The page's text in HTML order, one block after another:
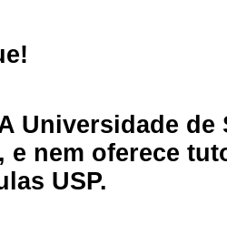
Universidade
e nem oferece
USP.